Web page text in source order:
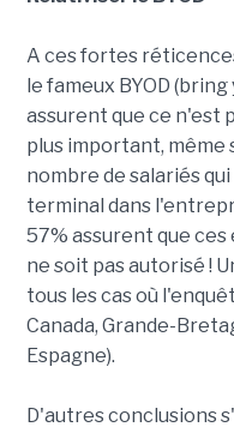
A ces fortes
le fameux BYOD
assurent que ce n'est
plus important, même
nombre de salariés
terminal dans
57% assurent que
ne soit pas autorisé !
tous les cas où
Canada, Grande-
Espagne).
D'autres conclusions